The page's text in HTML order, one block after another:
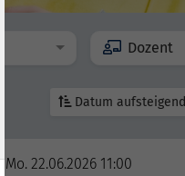
Dozent
Datum aufsteigend
Mo. 22.06.2026 11:00